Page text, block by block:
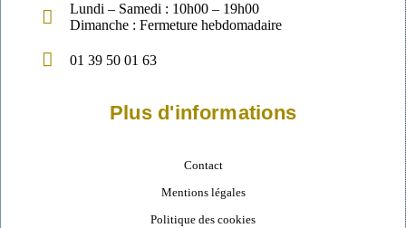
Lundi – Samedi : 10h00 – 19h00
Dimanche : Fermeture hebdomadaire
01 39 50 01 63
Plus d'informations
Contact
Mentions légales
Politique des cookies